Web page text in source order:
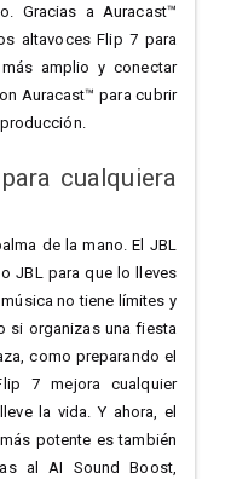
Gracias a Auracast™
altavoces Flip 7 para
amplio y conectar
Auracast™ para cubrir
cualquiera
de la mano. El JBL
JBL para que lo lleves
no tiene límites y
si organizas una fiesta
como preparando el
7 mejora cualquier
la vida. Y ahora, el
potente es también
al AI Sound Boost,